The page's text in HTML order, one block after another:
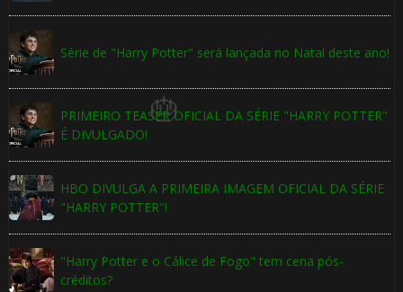
Série de "Harry Potter" será lançada no Natal deste ano!
PRIMEIRO TEASER OFICIAL DA SÉRIE "HARRY POTTER"
É DIVULGADO!
HBO DIVULGA A PRIMEIRA IMAGEM OFICIAL DA SÉRIE
"HARRY POTTER"!
"Harry Potter e o Cálice de Fogo" tem cena pós-
créditos?
🎂